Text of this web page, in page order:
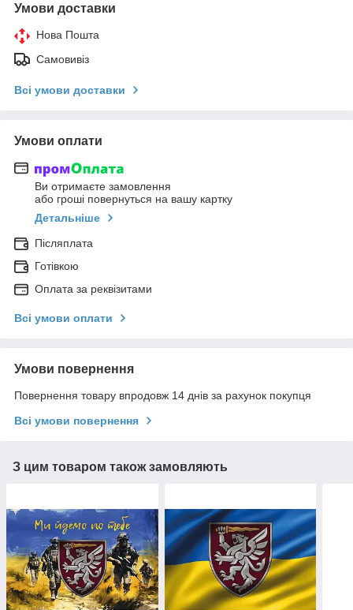
Умови доставки
Нова Пошта
Самовивіз
Всі умови доставки
Умови оплати
Ви отримаєте замовлення
або гроші повернуться на вашу картку
Детальніше
Післяплата
Готівкою
Оплата за реквізитами
Всі умови оплати
Умови повернення
Повернення товару впродовж 14 днів за рахунок покупця
Всі умови повернення
З цим товаром також замовляють